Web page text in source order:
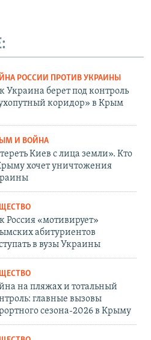
РОССИИ ПРОТИВ УКРАИНЫ
Украина берет под контроль
коридор» в Крым
И ВОЙНА
Киев с лица земли». Кто
хочет уничтожения
Россия «мотивирует»
абитуриентов
в вузы Украины
на пляжах и тотальный
главные вызовы
сезона-2026 в Крыму